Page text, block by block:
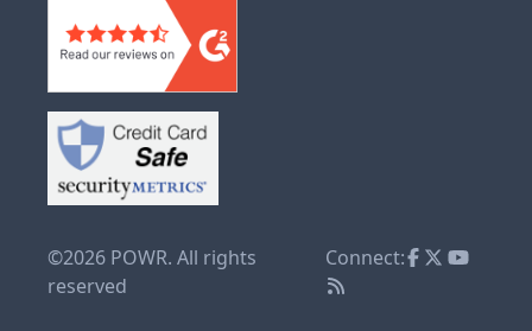
©2026 POWR. All rights
reserved
Connect: